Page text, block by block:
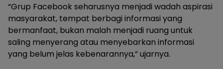
“Grup Facebook seharusnya menjadi wadah aspirasi
masyarakat, tempat berbagi informasi yang
bermanfaat, bukan malah menjadi ruang untuk
saling menyerang atau menyebarkan informasi
yang belum jelas kebenarannya,” ujarnya.